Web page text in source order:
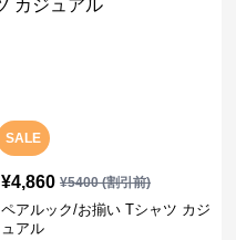
SALE
¥4,860 ¥5400(割引前)
ペアルック/お揃い Tシャツ カジ
ュアル